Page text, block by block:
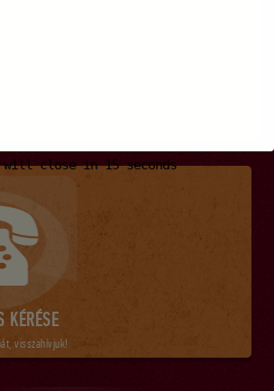
KÉRÉSE
visszahívjuk!
will close in14seconds